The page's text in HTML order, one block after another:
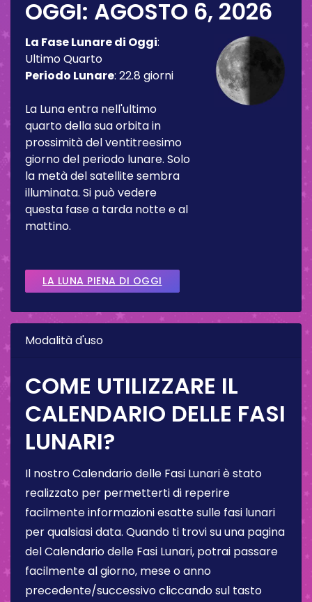
OGGI: AGOSTO 6, 2026
La Fase Lunare di Oggi:
Ultimo Quarto
Periodo Lunare: 22.8 giorni
La Luna entra nell'ultimo
quarto della sua orbita in
prossimità del ventitreesimo
giorno del periodo lunare. Solo
la metà del satellite sembra
illuminata. Si può vedere
questa fase a tarda notte e al
mattino.
LA LUNA PIENA DI OGGI
Modalità d'uso
COME UTILIZZARE IL
CALENDARIO DELLE FASI
LUNARI?
Il nostro Calendario delle Fasi Lunari è stato
realizzato per permetterti di reperire
facilmente informazioni esatte sulle fasi lunari
per qualsiasi data. Quando ti trovi su una pagina
del Calendario delle Fasi Lunari, potrai passare
facilmente al giorno, mese o anno
precedente/successivo cliccando sul tasto